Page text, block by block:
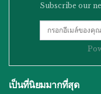
Subscribe our
เป็นที่นิยมมากที่สุด